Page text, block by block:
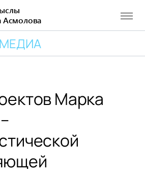
Асмолова
Марка